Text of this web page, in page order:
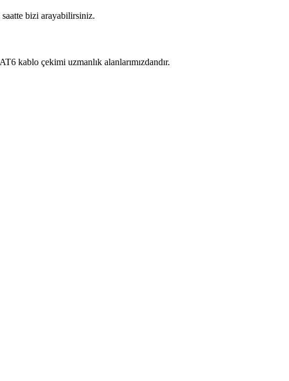
bizi arayabilirsiniz.
kablo çekimi uzmanlık alanlarımızdandır.